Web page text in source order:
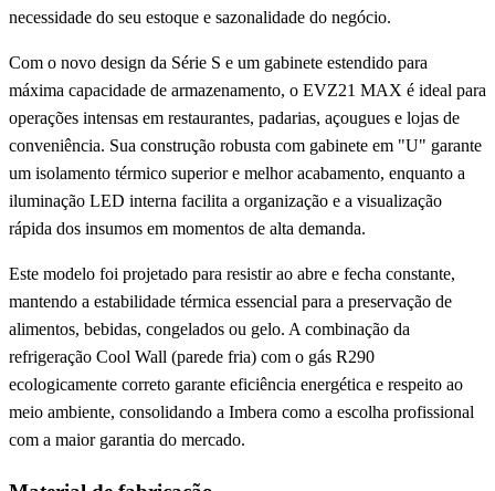
necessidade do seu estoque e sazonalidade do negócio.
Com o novo design da Série S e um gabinete estendido para
máxima capacidade de armazenamento, o EVZ21 MAX é ideal para
operações intensas em restaurantes, padarias, açougues e lojas de
conveniência. Sua construção robusta com gabinete em "U" garante
um isolamento térmico superior e melhor acabamento, enquanto a
iluminação LED interna facilita a organização e a visualização
rápida dos insumos em momentos de alta demanda.
Este modelo foi projetado para resistir ao abre e fecha constante,
mantendo a estabilidade térmica essencial para a preservação de
alimentos, bebidas, congelados ou gelo. A combinação da
refrigeração Cool Wall (parede fria) com o gás R290
ecologicamente correto garante eficiência energética e respeito ao
meio ambiente, consolidando a Imbera como a escolha profissional
com a maior garantia do mercado.